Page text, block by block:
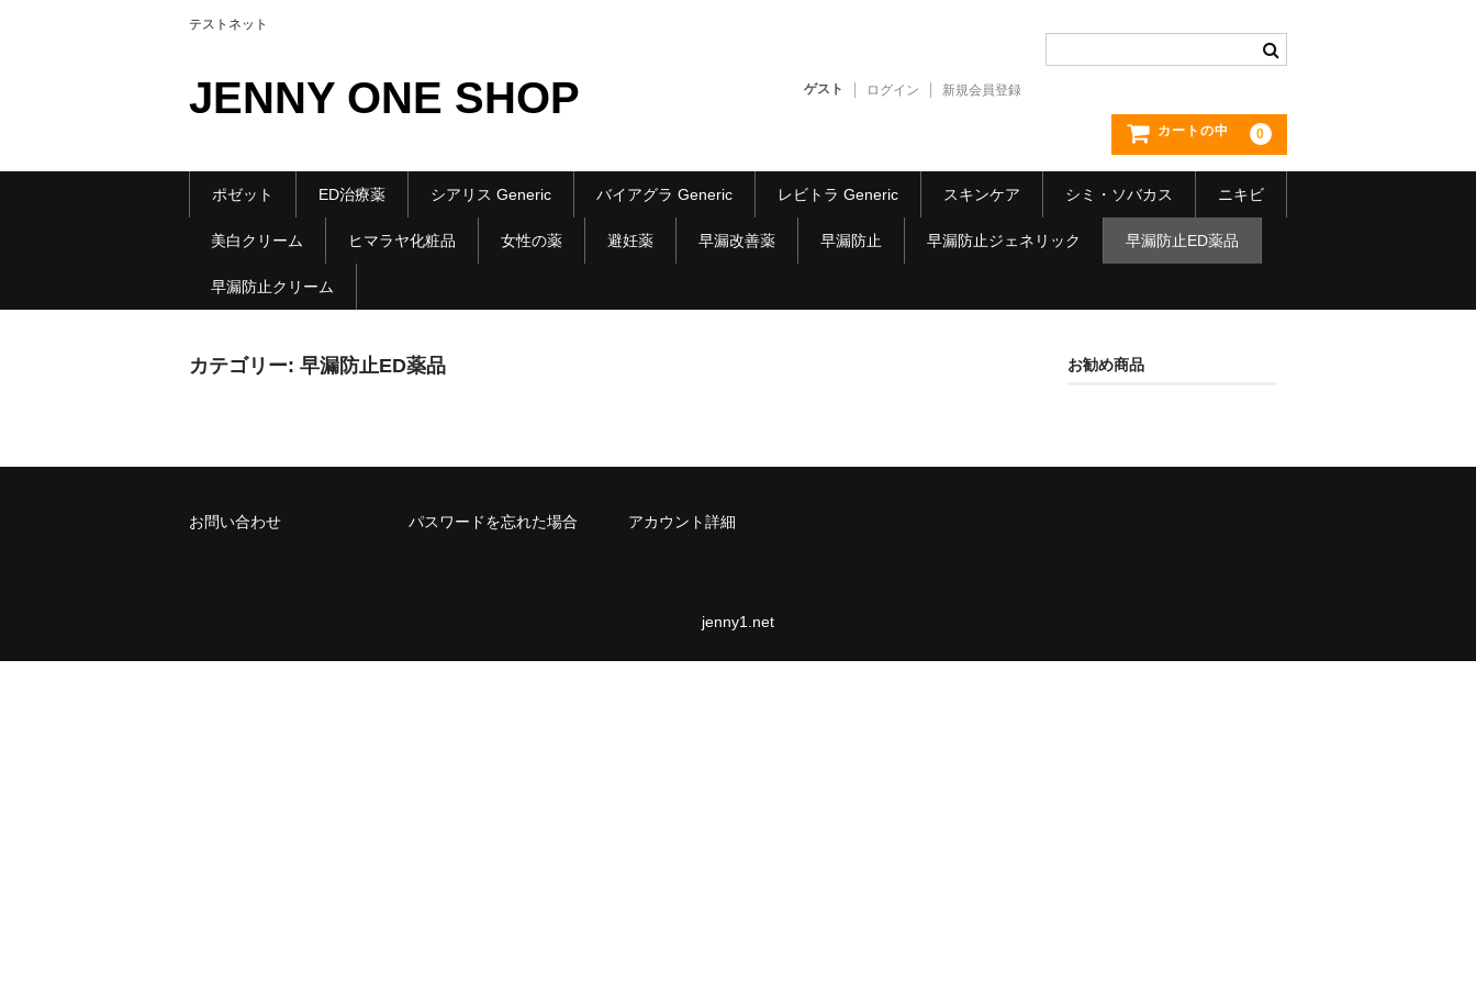
テストネット
JENNY ONE SHOP ゲスト ログイン 新規会員登録
カートの中 0
ポゼット ED治療薬 シアリス Generic バイアグラ Generic レビトラ Generic スキンケア シミ・ソバカス ニキビ
美白クリーム ヒマラヤ化粧品 女性の薬 避妊薬 早漏改善薬 早漏防止 早漏防止ジェネリック 早漏防止ED薬品
早漏防止クリーム
カテゴリー: 早漏防止ED薬品 お勧め商品
お問い合わせ パスワードを忘れた場合 アカウント詳細
jenny1.net